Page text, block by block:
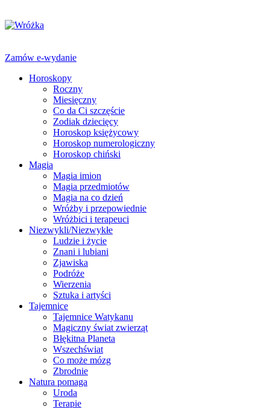
Zamów e-wydanie
Horoskopy
Roczny
Miesięczny
Co da Ci szczęście
Zodiak dziecięcy
Horoskop księżycowy
Horoskop numerologiczny
Horoskop chiński
Magia
Magia imion
Magia przedmiotów
Magia na co dzień
Wróżby i przepowiednie
Wróżbici i terapeuci
Niezwykli/Niezwykłe
Ludzie i życie
Znani i lubiani
Zjawiska
Podróże
Wierzenia
Sztuka i artyści
Tajemnice
Tajemnice Watykanu
Magiczny świat zwierząt
Błękitna Planeta
Wszechświat
Co może mózg
Zbrodnie
Natura pomaga
Uroda
Terapie